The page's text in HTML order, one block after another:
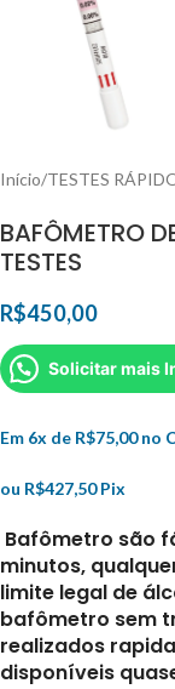
Início/TESTES
BAFÔMETRO
TESTES
R$450,00
Solicitar mais
Em 6x de R$75,00 no
ou R$427,50 Pix
Bafômetro são
minutos,
limite legal de
bafômetro sem
realizados
disponíveis